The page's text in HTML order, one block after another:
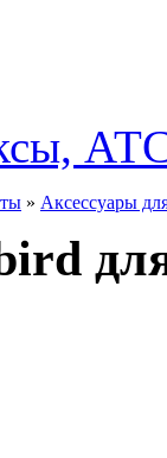
» Аксессуары